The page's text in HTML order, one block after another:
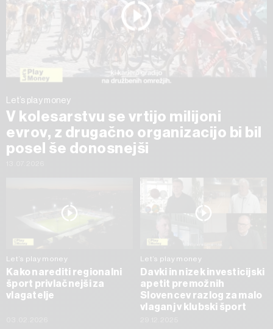
Let’s play money
V kolesarstvu se vrtijo milijoni
evrov, z drugačno organizacijo bi bil
posel še donosnejši
Let’s play money
Kako narediti regionalni
šport privlačnejši za
vlagatelje
Let’s play money
Davki in nizek investicijski
apetit premožnih
Slovencev razlog za malo
vlaganj v klubski šport